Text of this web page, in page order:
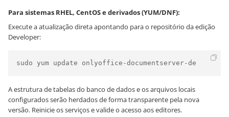
Para sistemas RHEL, CentOS e derivados (YUM/DNF):
Execute a atualização direta apontando para o repositório da edição
Developer:
sudo yum update onlyoffice-documentserver-de
A estrutura de tabelas do banco de dados e os arquivos locais
configurados serão herdados de forma transparente pela nova
versão. Reinicie os serviços e valide o acesso aos editores.